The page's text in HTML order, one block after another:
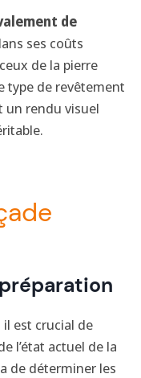
de
ses coûts
de la pierre
type de revêtement
un rendu visuel
est crucial de
l’état actuel de la
de déterminer les